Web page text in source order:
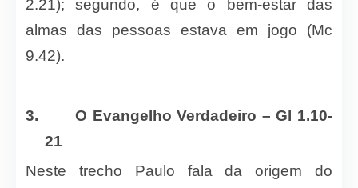
2.21); segundo, é que o bem-estar das
almas das pessoas estava em jogo (Mc
9.42).
3.
O Evangelho Verdadeiro – Gl 1.10-
21
Neste trecho Paulo fala da origem do